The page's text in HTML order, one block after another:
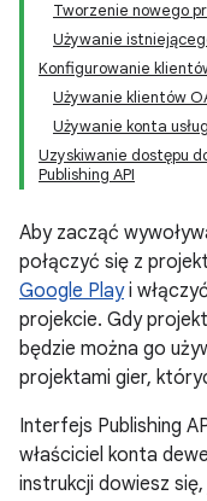
Tworzenie nowego
Używanie
Konfigurowanie
Używanie klientów
Używanie konta
Uzyskiwanie dostępu
Publishing API
Aby zacząć
połączyć się z
Google Playi
projekcie. Gdy
będzie można go
projektami gier,
Interfejs Publishing
właściciel konta
instrukcji dowiesz się,